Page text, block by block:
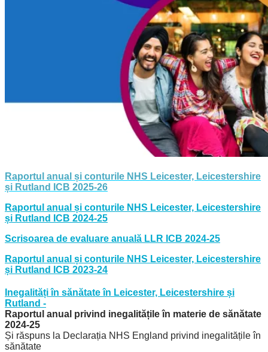
Raportul anual și conturile NHS Leicester, Leicestershire
și Rutland ICB 2025-26
Raportul anual și conturile NHS Leicester, Leicestershire
și Rutland ICB 2024-25
Scrisoarea de evaluare anuală LLR ICB 2024-25
Raportul anual și conturile NHS Leicester, Leicestershire
și Rutland ICB 2023-24
Inegalități în sănătate în Leicester, Leicestershire și
Rutland -
Raportul anual privind inegalitățile în materie de sănătate
2024-25
Și răspuns la Declarația NHS England privind inegalitățile în
sănătate